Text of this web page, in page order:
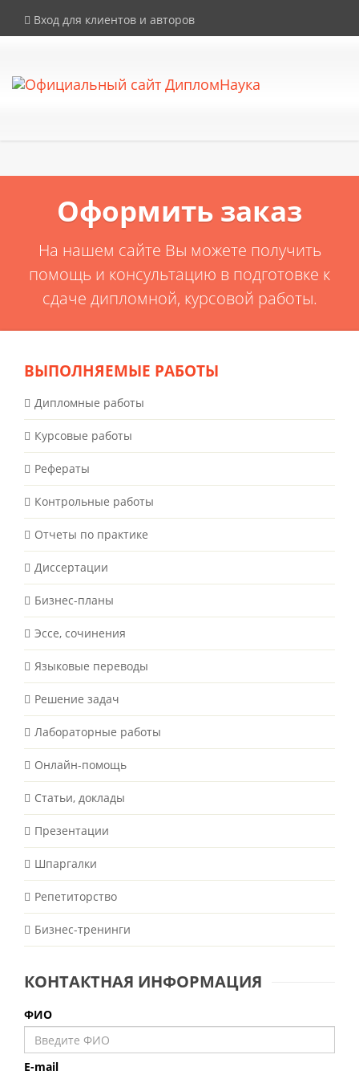
иные документы об образовании. Все услуги на сайте
Вход для клиентов и авторов
Оформить заказ
На нашем сайте Вы можете получить
помощь и консультацию в подготовке к
сдаче дипломной, курсовой работы.
ВЫПОЛНЯЕМЫЕ РАБОТЫ
Дипломные работы
Курсовые работы
Рефераты
Контрольные работы
Отчеты по практике
Диссертации
Бизнес-планы
Эссе, сочинения
Языковые переводы
Решение задач
Лабораторные работы
Онлайн-помощь
Статьи, доклады
Презентации
Шпаргалки
Репетиторство
Бизнес-тренинги
КОНТАКТНАЯ ИНФОРМАЦИЯ
ФИО
E-mail